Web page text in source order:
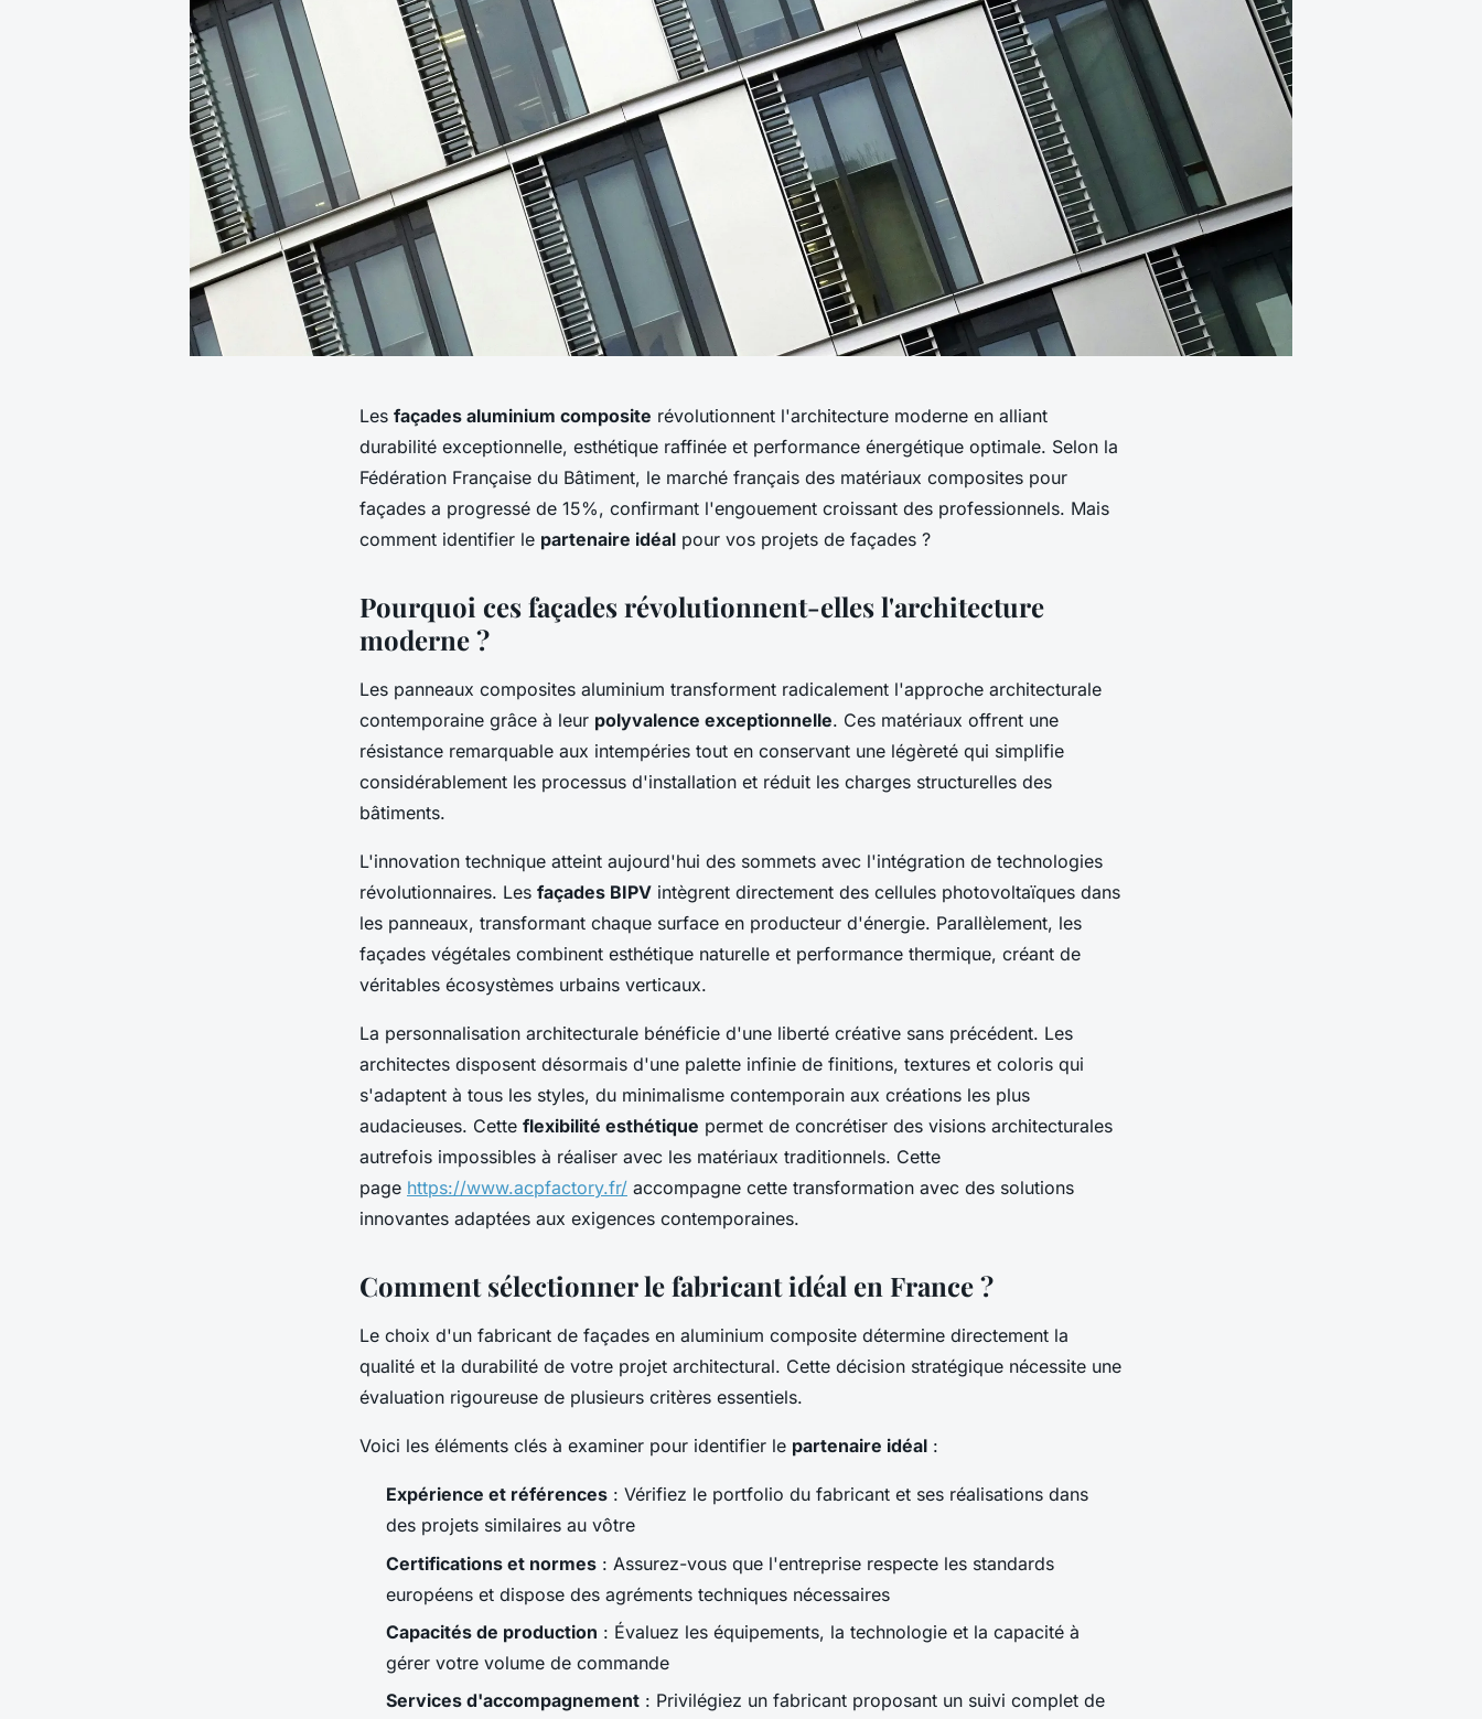
Les façades aluminium composite révolutionnent l'architecture moderne en alliant
durabilité exceptionnelle, esthétique raffinée et performance énergétique optimale. Selon la
Fédération Française du Bâtiment, le marché français des matériaux composites pour
façades a progressé de 15%, confirmant l'engouement croissant des professionnels. Mais
comment identifier le partenaire idéal pour vos projets de façades ?
Pourquoi ces façades révolutionnent-elles l'architecture
moderne ?
Les panneaux composites aluminium transforment radicalement l'approche architecturale
contemporaine grâce à leur polyvalence exceptionnelle. Ces matériaux offrent une
résistance remarquable aux intempéries tout en conservant une légèreté qui simplifie
considérablement les processus d'installation et réduit les charges structurelles des
bâtiments.
L'innovation technique atteint aujourd'hui des sommets avec l'intégration de technologies
révolutionnaires. Les façades BIPV intègrent directement des cellules photovoltaïques dans
les panneaux, transformant chaque surface en producteur d'énergie. Parallèlement, les
façades végétales combinent esthétique naturelle et performance thermique, créant de
véritables écosystèmes urbains verticaux.
La personnalisation architecturale bénéficie d'une liberté créative sans précédent. Les
architectes disposent désormais d'une palette infinie de finitions, textures et coloris qui
s'adaptent à tous les styles, du minimalisme contemporain aux créations les plus
audacieuses. Cette flexibilité esthétique permet de concrétiser des visions architecturales
autrefois impossibles à réaliser avec les matériaux traditionnels. Cette
page https://www.acpfactory.fr/ accompagne cette transformation avec des solutions
innovantes adaptées aux exigences contemporaines.
Comment sélectionner le fabricant idéal en France ?
Le choix d'un fabricant de façades en aluminium composite détermine directement la
qualité et la durabilité de votre projet architectural. Cette décision stratégique nécessite une
évaluation rigoureuse de plusieurs critères essentiels.
Voici les éléments clés à examiner pour identifier le partenaire idéal :
Expérience et références : Vérifiez le portfolio du fabricant et ses réalisations dans
des projets similaires au vôtre
Certifications et normes : Assurez-vous que l'entreprise respecte les standards
européens et dispose des agréments techniques nécessaires
Capacités de production : Évaluez les équipements, la technologie et la capacité à
gérer votre volume de commande
Services d'accompagnement : Privilégiez un fabricant proposant un suivi complet de